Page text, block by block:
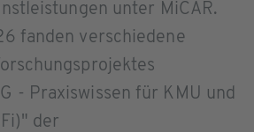
unter MiCAR.
fanden verschiedene
- Praxiswissen für KMU und
der